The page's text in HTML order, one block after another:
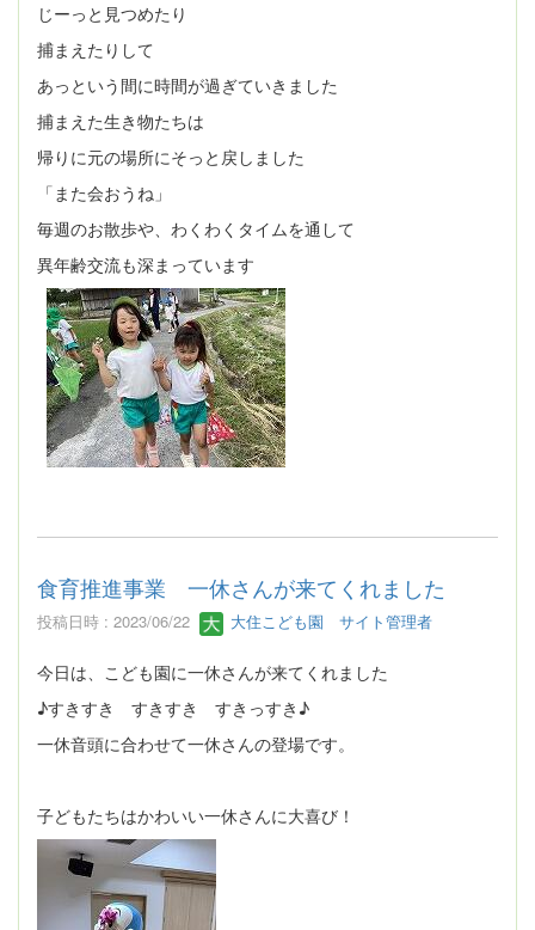
じーっと見つめたり
捕まえたりして
あっという間に時間が過ぎていきました
捕まえた生き物たちは
帰りに元の場所にそっと戻しました
「また会おうね」
毎週のお散歩や、わくわくタイムを通して
異年齢交流も深まっています
食育推進事業 一休さんが来てくれました
投稿日時 : 2023/06/22 大住こども園 サイト管理者
今日は、こども園に一休さんが来てくれました
♪すきすき すきすき すきっすき♪
一休音頭に合わせて一休さんの登場です。
子どもたちはかわいい一休さんに大喜び！